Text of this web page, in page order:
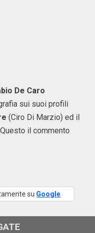
De Caro
sui suoi profili
(Ciro Di Marzio) ed il
il commento
su Google